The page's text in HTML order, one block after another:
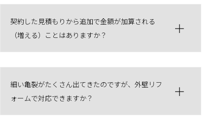
契約した見積もりから追加で金額が加算される
（増える）ことはありますか？
細い亀裂がたくさん出てきたのですが、外壁リフ
ォームで対応できますか？